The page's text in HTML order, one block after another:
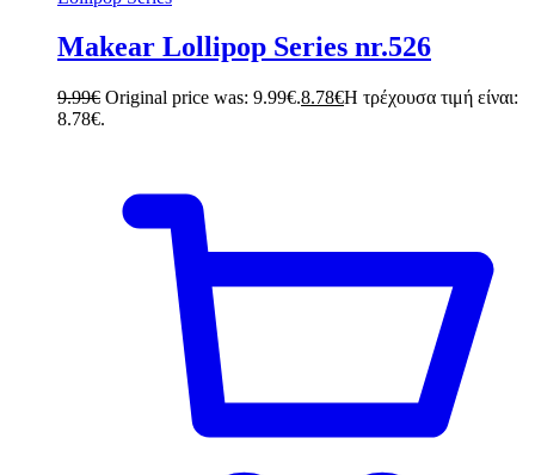
Makear Lollipop Series nr.526
9.99€ Original price was: 9.99€.8.78€Η τρέχουσα τιμή είναι:
8.78€.